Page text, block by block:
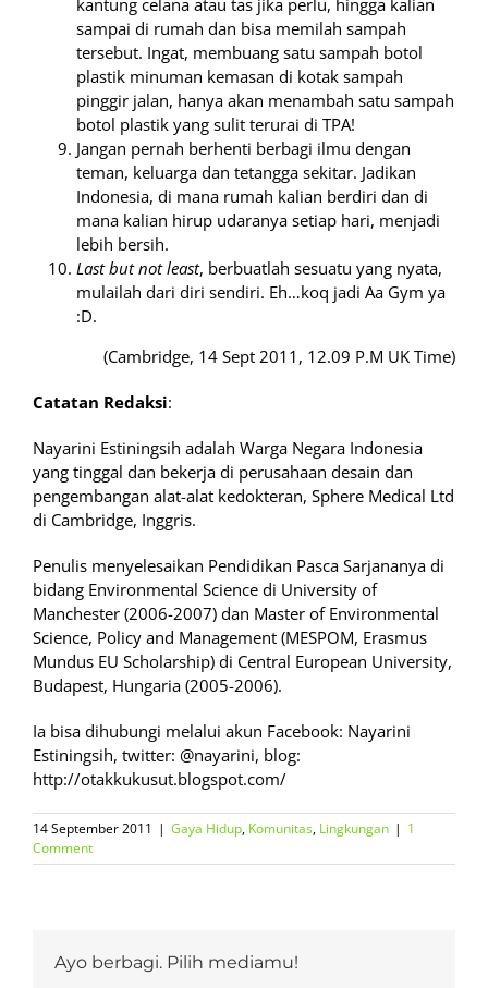
kantung celana atau tas jika perlu, hingga kalian
sampai di rumah dan bisa memilah sampah
tersebut. Ingat, membuang satu sampah botol
plastik minuman kemasan di kotak sampah
pinggir jalan, hanya akan menambah satu sampah
botol plastik yang sulit terurai di TPA!
Jangan pernah berhenti berbagi ilmu dengan
teman, keluarga dan tetangga sekitar. Jadikan
Indonesia, di mana rumah kalian berdiri dan di
mana kalian hirup udaranya setiap hari, menjadi
lebih bersih.
Last but not least, berbuatlah sesuatu yang nyata,
mulailah dari diri sendiri. Eh…koq jadi Aa Gym ya
:D.
(Cambridge, 14 Sept 2011, 12.09 P.M UK Time)
Catatan Redaksi:
Nayarini Estiningsih adalah Warga Negara Indonesia
yang tinggal dan bekerja di perusahaan desain dan
pengembangan alat-alat kedokteran, Sphere Medical Ltd
di Cambridge, Inggris.
Penulis menyelesaikan Pendidikan Pasca Sarjananya di
bidang Environmental Science di University of
Manchester (2006-2007) dan Master of Environmental
Science, Policy and Management (MESPOM, Erasmus
Mundus EU Scholarship) di Central European University,
Budapest, Hungaria (2005-2006).
Ia bisa dihubungi melalui akun Facebook: Nayarini
Estiningsih, twitter: @nayarini, blog:
http://otakkukusut.blogspot.com/
14 September 2011 | Gaya Hidup, Komunitas, Lingkungan | 1
Comment
Ayo berbagi. Pilih mediamu!